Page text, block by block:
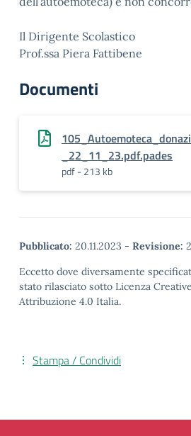
Il Dirigente Scolastico
Prof.ssa Piera Fattibene
Documenti
_22_11_23.pdf.pades
pdf - 213 kb
Pubblicato: 20.11.2023 - Revisione:
Eccetto dove diversamente
stato rilasciato sotto Licenza
Attribuzione 4.0 Italia.
Stampa / Condividi